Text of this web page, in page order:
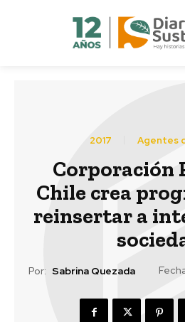
2017 Agentes
Corporación
Chile crea
reinsertar a
Por: Sabrina Quezada